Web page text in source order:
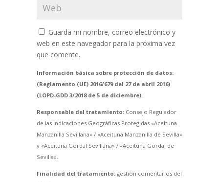
Guarda mi nombre, correo electrónico y
web en este navegador para la próxima vez
que comente.
Información básica sobre protección de datos:
(Reglamento (UE) 2016/679 del 27 de abril 2016)
(LOPD-GDD 3/2018 de 5 de diciembre).
Responsable del tratamiento:Consejo Regulador
de las Indicaciones Geográficas Protegidas «Aceituna
Manzanilla Sevillana» / «Aceituna Manzanilla de Sevilla»
y «Aceituna Gordal Sevillana» / «Aceituna Gordal de
Sevilla».
Finalidad del tratamiento:gestión comentarios del